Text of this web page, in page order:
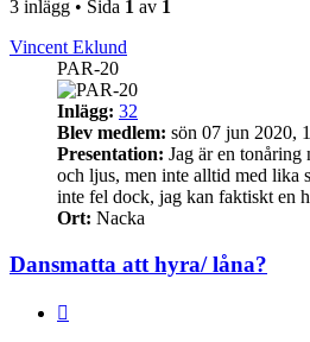
3 inlägg • Sida 1 av 1
Vincent Eklund
PAR-20
Inlägg: 32
Blev medlem: sön 07 jun 2020,
Presentation: Jag är en tonåring
och ljus, men inte alltid med lika
inte fel dock, jag kan faktiskt en
Ort: Nacka
Dansmatta att hyra/ låna?